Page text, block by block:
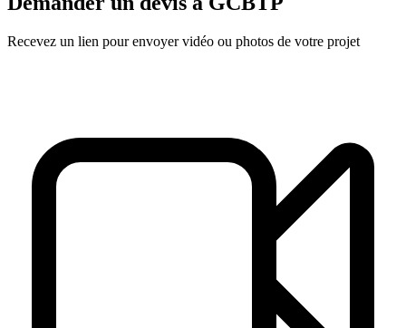
Recevez un lien pour envoyer vidéo ou photos de votre projet